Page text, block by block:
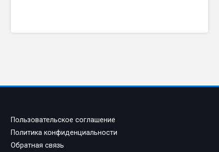
Пользовательское соглашение
Политика конфиденциальности
Обратная связь